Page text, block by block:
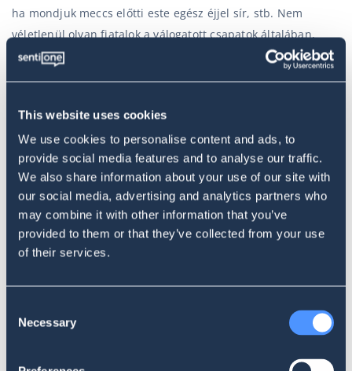
This website uses cookies
We use cookies to personalise content and ads, to
provide social media features and to analyse our traffic.
We also share information about your use of our site with
our social media, advertising and analytics partners who
may combine it with other information that you’ve
provided to them or that they’ve collected from your use
of their services.
Selection
Necessary
ha mondjuk meccs előtti este egész éjjel sír, stb. Nem
véletlenül olyan fiatalok a válogatott csapatok általában,
nekik még rengeteg idejük van. Emellett streamelni naponta
heartstonet. Mivel a gyerek felé nézett, ezért még a monitor
se bántotta. 🙂
INFLUENCed esport
Az ‘esport’ témakörében a legnagyobb elérést produkáló
egyéni online userek TOP10 helyezettjében helyet kapott
Esport TVés aWOTINFOFacebook oldala. Emellett
márciusban, amikor a megrendezték a V4 Future Sports
fesztivált Budapesten, akkor a dobogós 10 közé került fel a